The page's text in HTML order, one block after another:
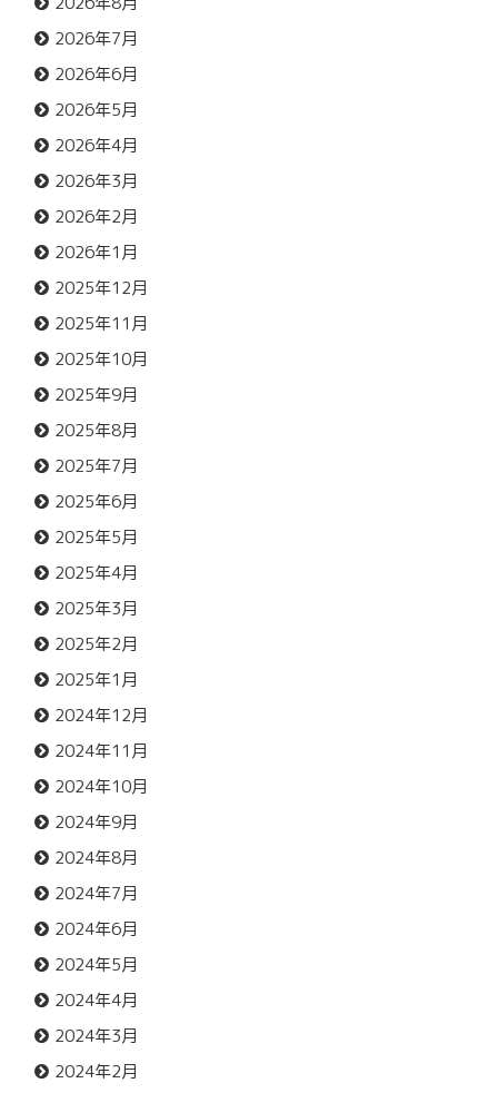
2026年7月
2026年6月
2026年5月
2026年4月
2026年3月
2026年2月
2026年1月
2025年12月
2025年11月
2025年10月
2025年9月
2025年8月
2025年7月
2025年6月
2025年5月
2025年4月
2025年3月
2025年2月
2025年1月
2024年12月
2024年11月
2024年10月
2024年9月
2024年8月
2024年7月
2024年6月
2024年5月
2024年4月
2024年3月
2024年2月